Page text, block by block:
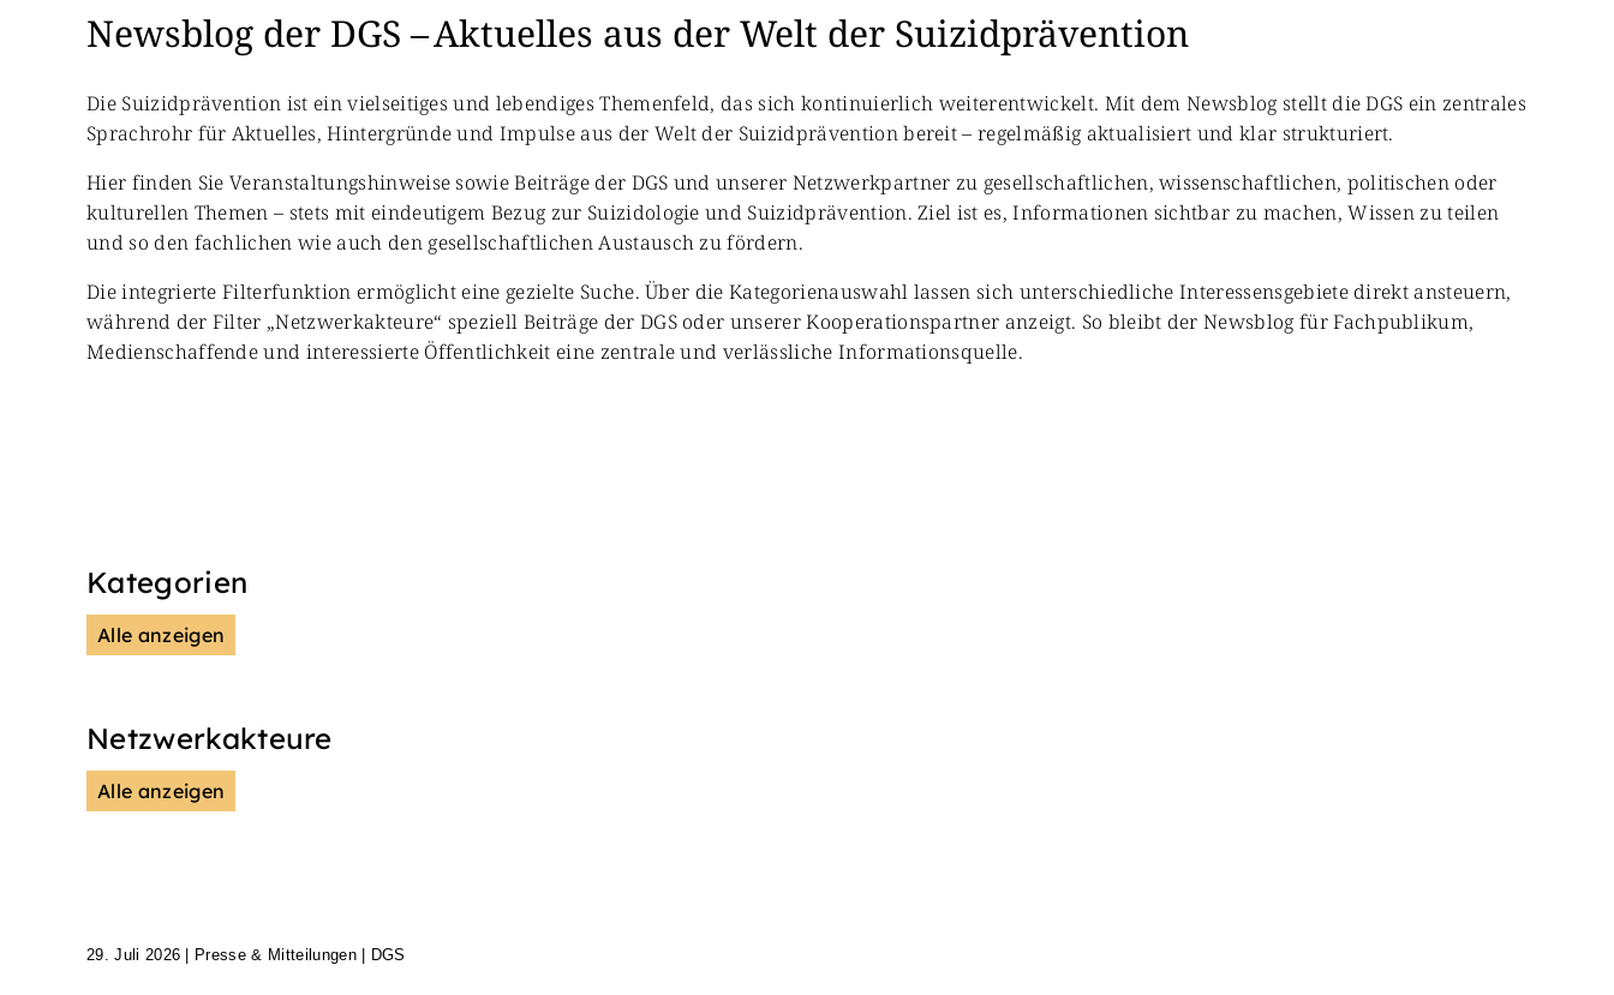
Newsblog der DGS – Aktuelles aus der Welt der Suizidprävention
Die Suizidprävention ist ein vielseitiges und lebendiges Themenfeld, das sich kontinuierlich weiterentwickelt. Mit dem Newsblog stellt die DGS ein zentrales
Sprachrohr für Aktuelles, Hintergründe und Impulse aus der Welt der Suizidprävention bereit – regelmäßig aktualisiert und klar strukturiert.
Hier finden Sie Veranstaltungshinweise sowie Beiträge der DGS und unserer Netzwerkpartner zu gesellschaftlichen, wissenschaftlichen, politischen oder
kulturellen Themen – stets mit eindeutigem Bezug zur Suizidologie und Suizidprävention. Ziel ist es, Informationen sichtbar zu machen, Wissen zu teilen
und so den fachlichen wie auch den gesellschaftlichen Austausch zu fördern.
Die integrierte Filterfunktion ermöglicht eine gezielte Suche. Über die Kategorienauswahl lassen sich unterschiedliche Interessensgebiete direkt ansteuern,
während der Filter „Netzwerkakteure“ speziell Beiträge der DGS oder unserer Kooperationspartner anzeigt. So bleibt der Newsblog für Fachpublikum,
Medienschaffende und interessierte Öffentlichkeit eine zentrale und verlässliche Informationsquelle.
Kategorien
Alle anzeigen
Netzwerkakteure
Alle anzeigen
29. Juli 2026 Presse & Mitteilungen | DGS